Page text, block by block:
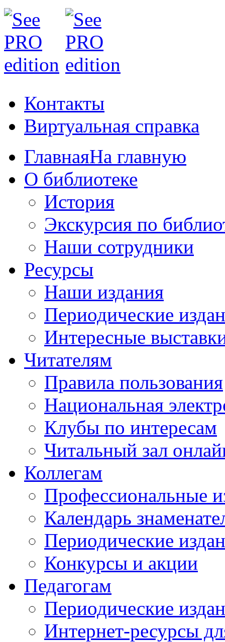
Контакты
Виртуальная справка
ГлавнаяНа главную
О библиотеке
История
Экскурсия по
Наши сотрудники
Ресурсы
Наши издания
Периодические
Интересные
Читателям
Правила пользования
Национальная
Клубы по интересам
Читальный зал
Коллегам
Профессиональные
Календарь
Периодические
Конкурсы и акции
Педагогам
Периодические
Интернет-ресурсы